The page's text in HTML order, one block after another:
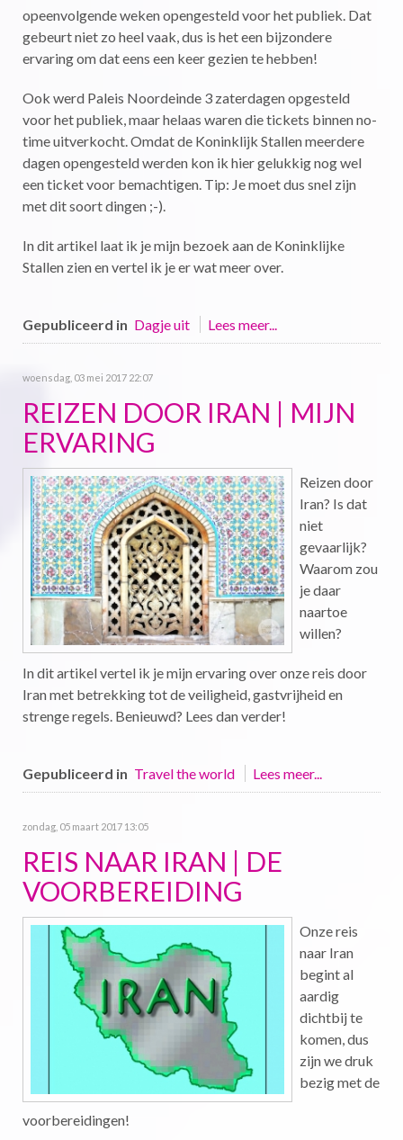
opeenvolgende weken opengesteld voor het publiek. Dat
gebeurt niet zo heel vaak, dus is het een bijzondere
ervaring om dat eens een keer gezien te hebben!
Ook werd Paleis Noordeinde 3 zaterdagen opgesteld
voor het publiek, maar helaas waren die tickets binnen no-
time uitverkocht. Omdat de Koninklijk Stallen meerdere
dagen opengesteld werden kon ik hier gelukkig nog wel
een ticket voor bemachtigen. Tip: Je moet dus snel zijn
met dit soort dingen ;-).
In dit artikel laat ik je mijn bezoek aan de Koninklijke
Stallen zien en vertel ik je er wat meer over.
Gepubliceerd in Dagje uit Lees meer...
woensdag, 03 mei 2017 22:07
REIZEN DOOR IRAN | MIJN
ERVARING
Reizen door
Iran? Is dat
niet
gevaarlijk?
Waarom zou
je daar
naartoe
willen?
In dit artikel vertel ik je mijn ervaring over onze reis door
Iran met betrekking tot de veiligheid, gastvrijheid en
strenge regels. Benieuwd? Lees dan verder!
Gepubliceerd in Travel the world Lees meer...
zondag, 05 maart 2017 13:05
REIS NAAR IRAN | DE
VOORBEREIDING
Onze reis
naar Iran
begint al
aardig
dichtbij te
komen, dus
zijn we druk
bezig met de
voorbereidingen!